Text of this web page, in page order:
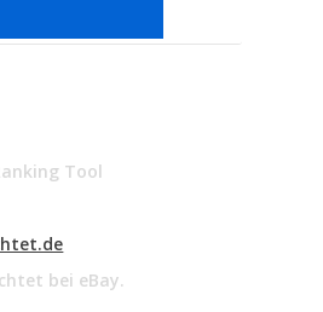
Tool
bei eBay.